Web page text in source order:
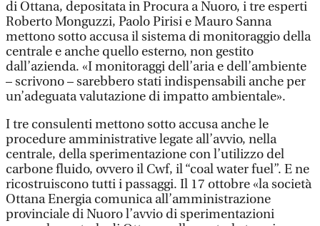
di Ottana, depositata in Procura a Nuoro, i tre esperti
Roberto Monguzzi, Paolo Pirisi e Mauro Sanna
mettono sotto accusa il sistema di monitoraggio della
centrale e anche quello esterno, non gestito
dall’azienda. «I monitoraggi dell’aria e dell’ambiente
– scrivono – sarebbero stati indispensabili anche per
un’adeguata valutazione di impatto ambientale».
I tre consulenti mettono sotto accusa anche le
procedure amministrative legate all’avvio, nella
centrale, della sperimentazione con l’utilizzo del
carbone fluido, ovvero il Cwf, il “coal water fuel”. E ne
ricostruiscono tutti i passaggi. Il 17 ottobre «la società
Ottana Energia comunica all’amministrazione
provinciale di Nuoro l’avvio di sperimentazioni